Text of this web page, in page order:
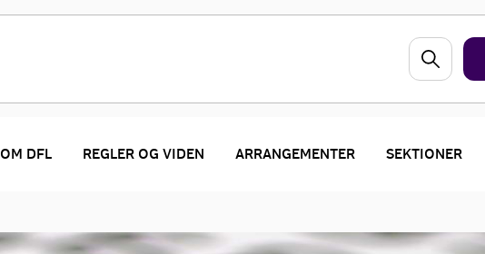
OM DFL REGLER OG VIDEN ARRANGEMENTER SEKTIONER